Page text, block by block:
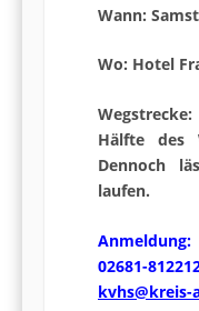
Wann:
Wo: Hotel
Hälfte des
Dennoch
laufen.
02681-
kvhs@kreis-